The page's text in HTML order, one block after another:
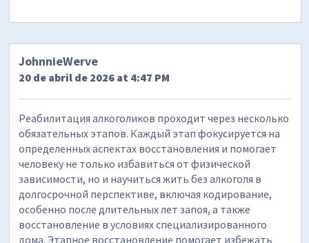
JohnnieWerve
20 de abril de 2026 at 4:47 PM
Реабилитация алкоголиков проходит через несколько
обязательных этапов. Каждый этап фокусируется на
определенных аспектах восстановления и помогает
человеку не только избавиться от физической
зависимости, но и научиться жить без алкоголя в
долгосрочной перспективе, включая кодирование,
особенно после длительных лет запоя, а также
восстановление в условиях специализированного
дома. Этапное восстановление помогает избежать